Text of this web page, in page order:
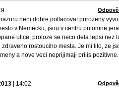
neni dobre potlacovat prirozeny
v Nemecku, jsou v centru pritomne
ulice, protoze se neco dela lepsi nez
rostouciho mesta. Je mi lito, ze
a nove veci neprijimaji prilis
14:02